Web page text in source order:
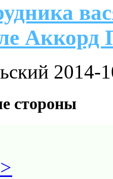
Аккорд
2014-
стороны